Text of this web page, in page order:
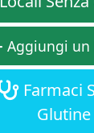
Aggiungi un
Farmaci
Glutine